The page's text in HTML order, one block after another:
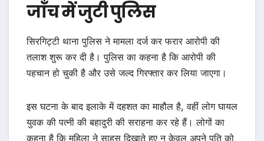
जाँच में जुटी पुलिस
सिरगिट्टी थाना पुलिस ने मामला दर्ज कर फरार आरोपी की
तलाश शुरू कर दी है। पुलिस का कहना है कि आरोपी की
पहचान हो चुकी है और उसे जल्द गिरफ्तार कर लिया जाएगा।
इस घटना के बाद इलाके में दहशत का माहौल है, वहीं लोग घायल
युवक की पत्नी की बहादुरी की सराहना कर रहे हैं। लोगों का
कहना है कि महिला ने साहस दिखाते हुए न केवल अपने पति को